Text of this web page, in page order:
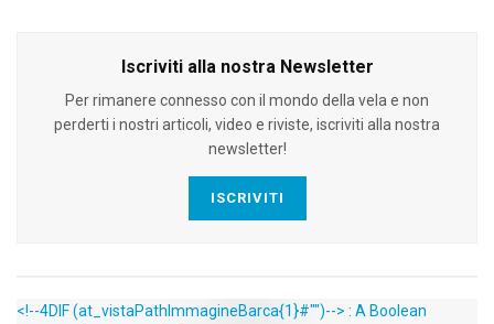
Iscriviti alla nostra Newsletter
Per rimanere connesso con il mondo della vela e non
perderti i nostri articoli, video e riviste, iscriviti alla nostra
newsletter!
ISCRIVITI
<!--4DIF (at_vistaPathImmagineBarca{1}#"")--> : A Boolean